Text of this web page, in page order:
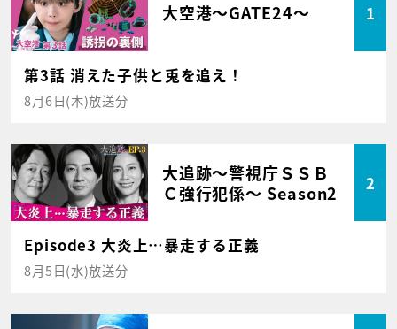
大空港～GATE24～ 1
第3話 消えた子供と兎を追え！
8月6日(木)放送分
大追跡～警視庁ＳＳＢ
Ｃ強行犯係～ Season2
2
Episode3 大炎上…暴走する正義
8月5日(水)放送分